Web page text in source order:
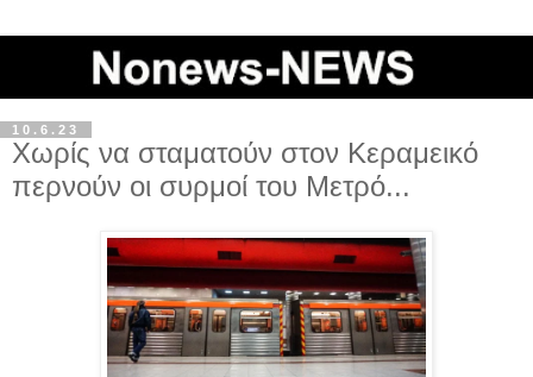
10.6.23
Χωρίς να σταματούν στον Κεραμεικό
περνούν οι συρμοί του Μετρό...